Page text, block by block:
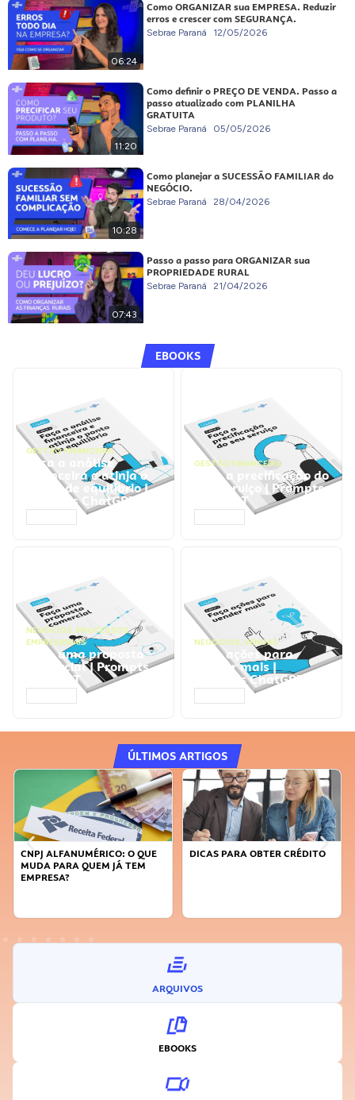
06:24
Como ORGANIZAR sua EMPRESA. Reduzir
erros e crescer com SEGURANÇA.
Sebrae Paraná 12/05/2026
11:20
Como definir o PREÇO DE VENDA. Passo a
passo atualizado com PLANILHA
GRATUITA
Sebrae Paraná 05/05/2026
10:28
Como planejar a SUCESSÃO FAMILIAR do
NEGÓCIO.
Sebrae Paraná 28/04/2026
07:43
Passo a passo para ORGANIZAR sua
PROPRIEDADE RURAL
Sebrae Paraná 21/04/2026
EBOOKS
GESTÃO FINANCEIRA
Faça a análise
financeira e atinja o
ponto de equilíbrio |
Prompts ChatGPT
GESTÃO FINANCEIRA
Faça a precificação do
seu serviço | Prompts
ChatGPT
NEGÓCIOS, PROCESSOS
EMPRESARIAIS
Faça uma proposta
comercial | Prompts
ChatGPT
NEGÓCIOS, VENDAS
Faça ações para
vender mais |
Prompts ChatGPT
ÚLTIMOS ARTIGOS
CNPJ ALFANUMÉRICO: O QUE
MUDA PARA QUEM JÁ TEM
EMPRESA?
DICAS PARA OBTER CRÉDITO
ARQUIVOS
EBOOKS